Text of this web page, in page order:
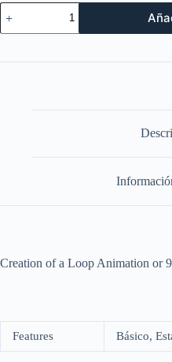
Neon
Style
Animation
Creation of a Loop Animation or
Features Básico,